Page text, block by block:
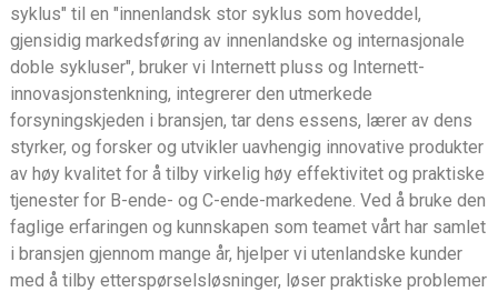
syklus" til en "innenlandsk stor syklus som hoveddel,
gjensidig markedsføring av innenlandske og internasjonale
doble sykluser", bruker vi Internett pluss og Internett-
innovasjonstenkning, integrerer den utmerkede
forsyningskjeden i bransjen, tar dens essens, lærer av dens
styrker, og forsker og utvikler uavhengig innovative produkter
av høy kvalitet for å tilby virkelig høy effektivitet og praktiske
tjenester for B-ende- og C-ende-markedene. Ved å bruke den
faglige erfaringen og kunnskapen som teamet vårt har samlet
i bransjen gjennom mange år, hjelper vi utenlandske kunder
med å tilby etterspørselsløsninger, løser praktiske problemer